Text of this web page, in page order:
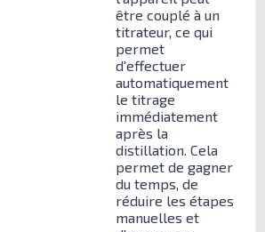
être couplé à un
titrateur, ce qui
permet
d'effectuer
automatiquement
le titrage
immédiatement
après la
distillation. Cela
permet de gagner
du temps, de
réduire les étapes
manuelles et